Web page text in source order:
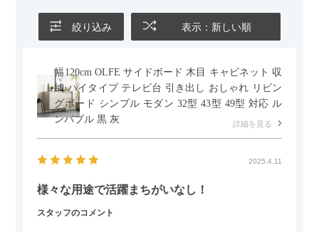
す。
絞り込み 表示：新しい順
幅120cm OLFE サイドボード 木目 キャビネット 収
納 ハイタイプ テレビ台 引き出し おしゃれ リビン
グボード シンプル モダン 32型 43型 49型 対応 ル
ンバブル 黒 灰
詳細を見る
2025.4.11
様々な用途で活躍まちがいなし！
スタッフのコメント